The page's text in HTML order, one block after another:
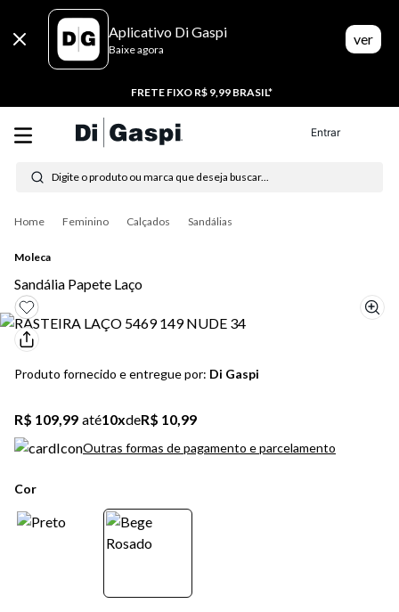
Aplicativo Di Gaspi
Baixe agora
ver
FRETE FIXO R$ 9,99 BRASIL*
Entrar
Digite o produto ou marca que deseja buscar...
Feminino Calçados Sandálias
Moleca
Sandália Papete Laço
Produto fornecido e entregue por: Di Gaspi
R$ 109,99 até10xdeR$ 10,99
Outras formas de pagamento e parcelamento
Cor
1 º tênis feminino
2º tenis
3º moletom
4º tênis masculino
6º sandalia
7º
8º salto